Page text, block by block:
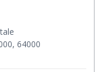
64000